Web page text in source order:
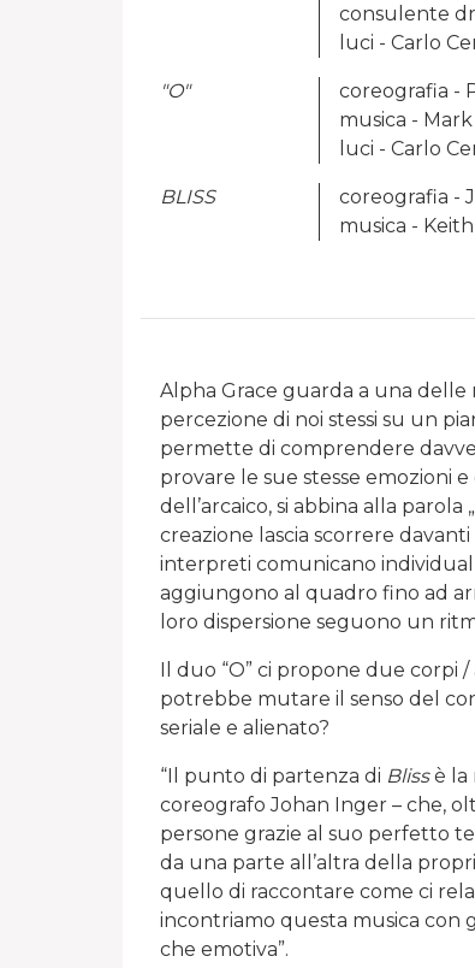
consulente
luci - Carlo
"O"
coreografia -
musica -
luci - Carlo
BLISS
coreografia -
musica -
Alpha Grace guarda a una delle
percezione di noi stessi su un
permette di comprendere
provare le sue stesse emozioni
dell’arcaico, si abbina alla parola
creazione lascia scorrere
interpreti comunicano
aggiungono al quadro fino ad
loro dispersione seguono un
Il duo “O” ci propone due corpi
potrebbe mutare il senso del
seriale e alienato?
“Il punto di partenza di Blissè la
coreografo Johan Inger – che,
persone grazie al suo perfetto
da una parte all’altra della
quello di raccontare come ci
incontriamo questa musica con
che emotiva”.